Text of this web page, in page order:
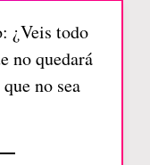
¿Veis todo
no quedará
no sea